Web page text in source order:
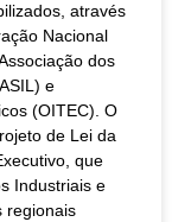
através
Nacional
dos
e
(OITEC). O
de Lei da
que
Industriais e
regionais